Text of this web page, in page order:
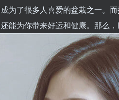
为了很多人喜爱的盆栽之一。
能为你带来好运和健康。那么